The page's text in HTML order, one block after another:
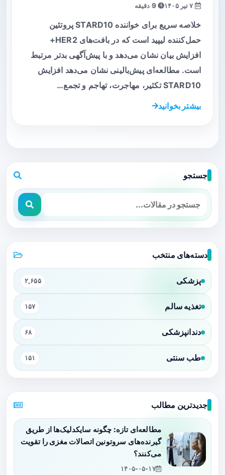
9 دقیقه
خلاصه سریع برای خواننده STARD10 پروتئین
حمل‌کننده لیپید است که در بافت‌های HER2+
افزایش بیان نشان می‌دهد و با پیش‌آگهی بدتر مرتبط
است. مطالعه‌ای پیش‌بالینی نشان می‌دهد افزایش
STARD10 تکثیر، مهاجرت، تهاجم و تجمع…
بیشتر بخوانید
جستجو
دسته‌های منتخب
پزشکی ۲,۶۵۵
تغذیه سالم ۱۵۷
دندانپزشکی ۶۸
طب سنتی ۱۵۱
جدیدترین مطالب
مطالعه‌ای تازه: چگونه سایکدلیک‌ها از طریق
گیرنده‌های سروتونین اتصالات مغزی را تقویت
می‌کنند؟
۱۴۰۵-۰۵-۱۷